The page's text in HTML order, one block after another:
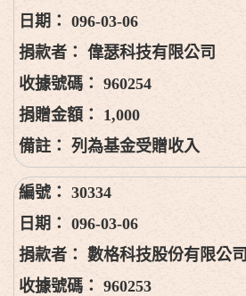
096-03-06
偉瑟科技有限公司
960254
1,000
列為基金受贈收入
30334
096-03-06
數格科技股份有限公司
960253